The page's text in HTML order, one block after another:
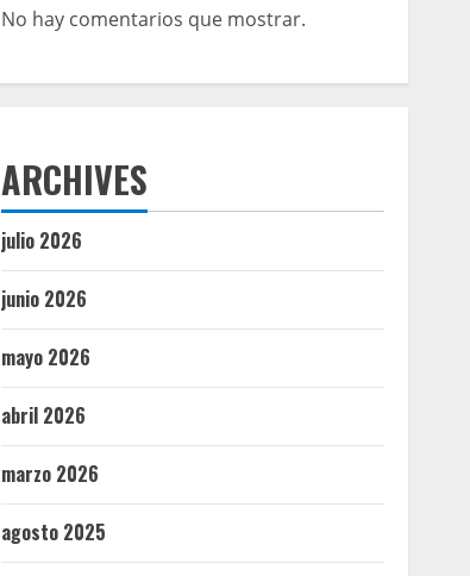
No hay comentarios que mostrar.
ARCHIVES
julio 2026
junio 2026
mayo 2026
abril 2026
marzo 2026
agosto 2025